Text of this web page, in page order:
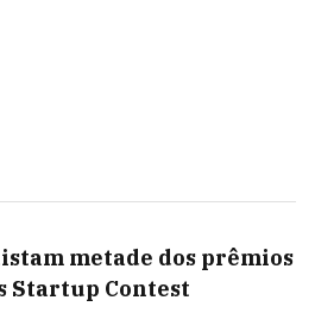
metade dos prêmios
Startup Contest